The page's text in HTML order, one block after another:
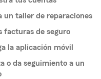
un taller de reparaciones
facturas de seguro
la aplicación móvil
o da seguimiento a un